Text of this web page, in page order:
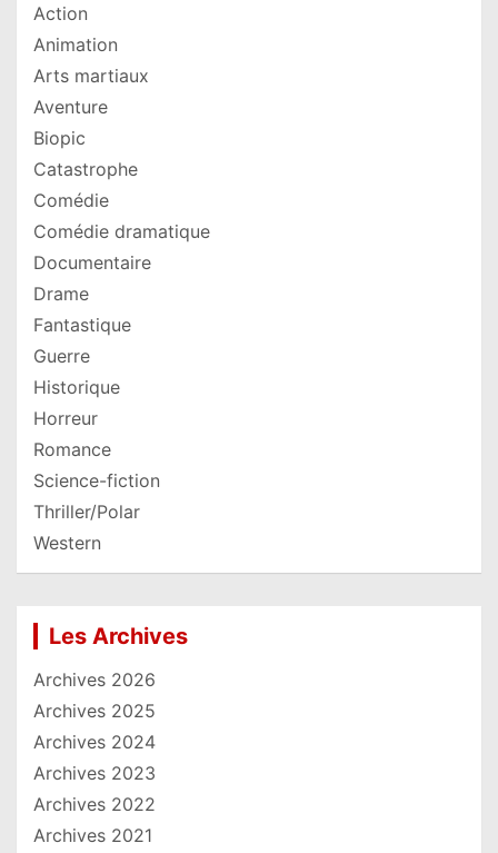
Action
Animation
Arts martiaux
Aventure
Biopic
Catastrophe
Comédie
Comédie dramatique
Documentaire
Drame
Fantastique
Guerre
Historique
Horreur
Romance
Science-fiction
Thriller/Polar
Western
Les Archives
Archives 2026
Archives 2025
Archives 2024
Archives 2023
Archives 2022
Archives 2021